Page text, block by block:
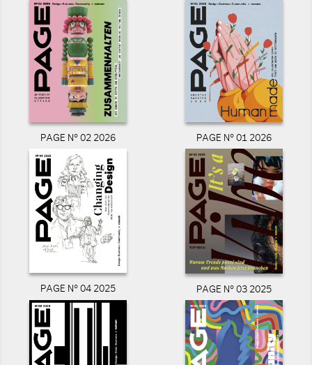
PAGE N° 02 2026 PAGE N° 01 2026
PAGE N° 04 2025 PAGE N° 03 2025